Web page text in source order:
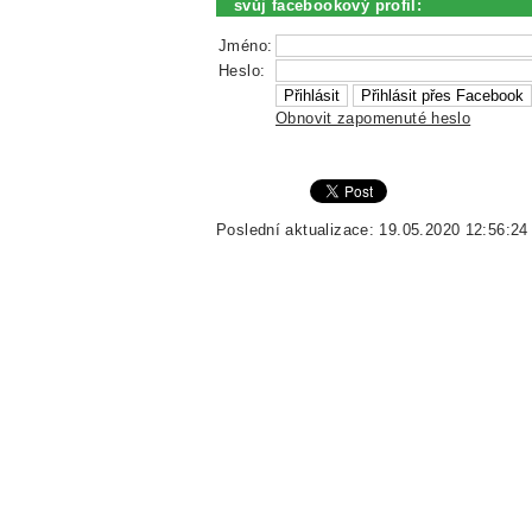
svůj facebookový profil:
Jméno:
Heslo:
Obnovit zapomenuté heslo
Poslední aktualizace: 19.05.2020 12:56:24